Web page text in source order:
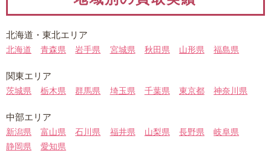
北海道・ 東北エリア
北海道 青森県 岩手県 宮城県 秋田県 山形県 福島県
関東エリア
茨城県 栃木県 群馬県 埼玉県 千葉県 東京都 神奈川県
中部エリア
新潟県 富山県 石川県 福井県 山梨県 長野県
岐阜県
静岡県
愛知県